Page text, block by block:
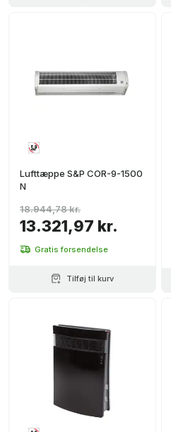
Lufttæppe S&P COR-9-1500
N
13.321,97 kr.
18.944,78 kr.
Gratis forsendelse
Tilføj til kurv